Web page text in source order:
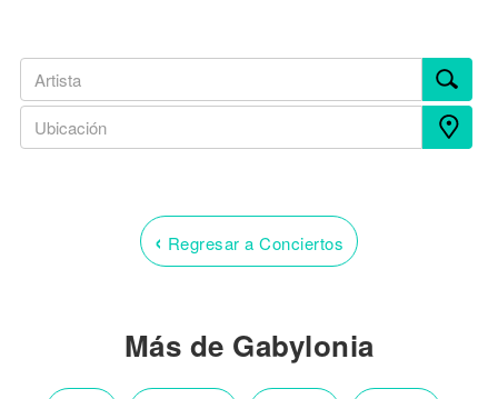
‹ Regresar a Conciertos
Más de Gabylonia